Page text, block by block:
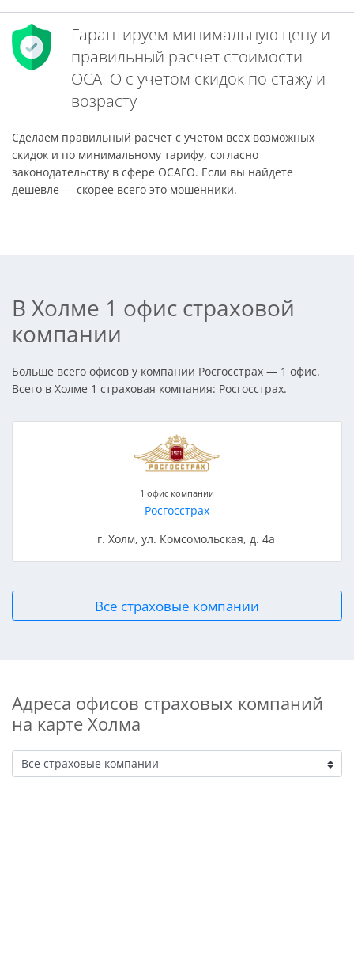
Гарантируем минимальную цену и
правильный расчет стоимости
ОСАГО с учетом скидок по стажу и
возрасту
Сделаем правильный расчет с учетом всех возможных
скидок и по минимальному тарифу, согласно
законодательству в сфере ОСАГО. Если вы найдете
дешевле — скорее всего это мошенники.
В Холме 1 офис страховой
компании
Больше всего офисов у компании Росгосстрах — 1 офис.
Всего в Холме 1 страховая компания: Росгосстрах.
1 офис компании
Росгосстрах
г. Холм, ул. Комсомольская, д. 4а
Все страховые компании
Адреса офисов страховых компаний
на карте Холма